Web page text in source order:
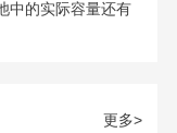
中的实际容量还有
更多>